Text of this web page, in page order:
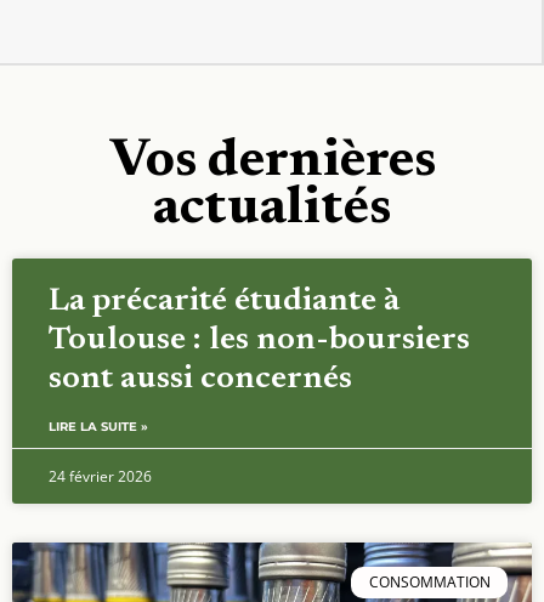
Vos dernières
actualités
La précarité étudiante à
Toulouse : les non-boursiers
sont aussi concernés
LIRE LA SUITE »
24 février 2026
CONSOMMATION